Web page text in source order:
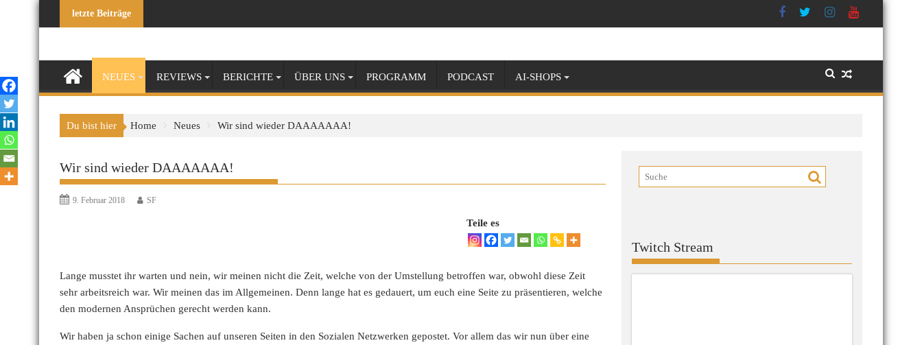
letzte Beiträge
NEUES REVIEWS BERICHTE ÜBER UNS PROGRAMM PODCAST AI-SHOPS
Du bist hier Home Neues Wir sind wieder DAAAAAAA!
Wir sind wieder DAAAAAAA!
9. Februar 2018 SF
Teile es
Lange musstet ihr warten und nein, wir meinen nicht die Zeit, welche von der Umstellung betroffen war, obwohl diese Zeit
sehr arbeitsreich war. Wir meinen das im Allgemeinen. Denn lange hat es gedauert, um euch eine Seite zu präsentieren, welche
den modernen Ansprüchen gerecht werden kann.
Wir haben ja schon einige Sachen auf unseren Seiten in den Sozialen Netzwerken gepostet. Vor allem das wir nun über eine
Twitch Stream